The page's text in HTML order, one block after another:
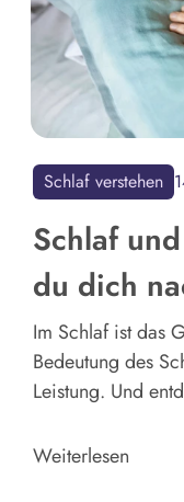
Schlaf verstehen
Schlaf
du dich
Im Schlaf ist das
Bedeutung des
Leistung. Und
Weiterlesen